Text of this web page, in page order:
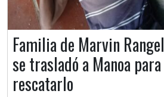
Familia de Marvin Rangel
se trasladó a Manoa para
rescatarlo